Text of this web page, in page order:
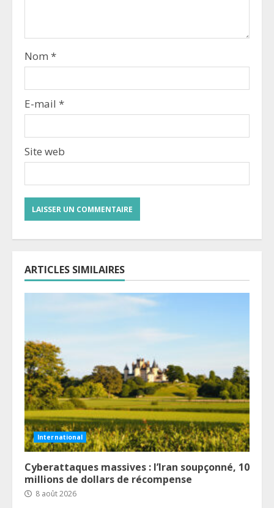
Nom *
E-mail *
Site web
ARTICLES SIMILAIRES
International
Cyberattaques massives : l’Iran soupçonné, 10
millions de dollars de récompense
8 août 2026